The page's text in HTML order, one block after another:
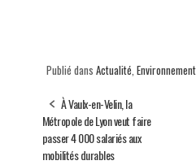
Publié dans Actualité, Environnement
À Vaulx-en-Velin, la
Métropole de Lyon veut faire
passer 4 000 salariés aux
mobilités durables